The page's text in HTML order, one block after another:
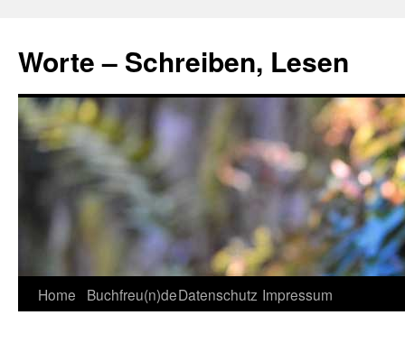
content
Worte – Schreiben, Lesen
Home Buchfreu(n)deDatenschutz Impressum